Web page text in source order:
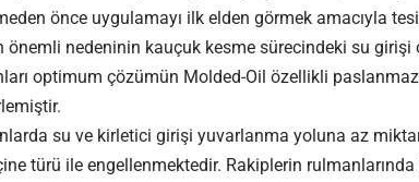
önce uygulamayı ilk elden görmek amacıyla
önemli nedeninin kauçuk kesme sürecindeki su girişi
optimum çözümün Molded-Oil özellikli
su ve kirletici girişi yuvarlanma yoluna az
türü ile engellenmektedir. Rakiplerin